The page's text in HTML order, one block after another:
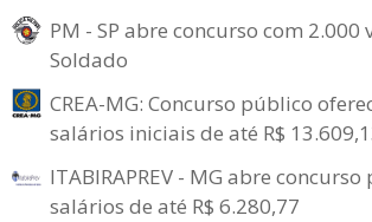
PM - SP abre concurso com
Soldado
CREA-MG: Concurso público
salários iniciais de até R$
ITABIRAPREV - MG abre
salários de até R$ 6.280,77